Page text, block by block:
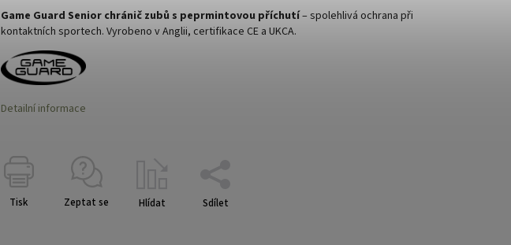
Game Guard Senior chránič zubů s peprmintovou příchutí– spolehlivá ochrana při
kontaktních sportech. Vyrobeno v Anglii, certifikace CE a UKCA.
Detailní informace
Tisk Zeptat se Hlídat Sdílet